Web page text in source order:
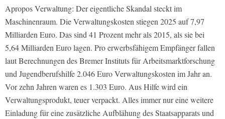
Apropos Verwaltung: Der eigentliche Skandal steckt im
Maschinenraum. Die Verwaltungskosten stiegen 2025 auf 7,97
Milliarden Euro. Das sind 41 Prozent mehr als 2015, als sie bei
5,64 Milliarden Euro lagen. Pro erwerbsfähigem Empfänger fallen
laut Berechnungen des Bremer Instituts für Arbeitsmarktforschung
und Jugendberufshilfe 2.046 Euro Verwaltungskosten im Jahr an.
Vor zehn Jahren waren es 1.303 Euro. Aus Hilfe wird ein
Verwaltungsprodukt, teuer verpackt. Alles immer nur eine weitere
Einladung für eine zusätzliche Aufblähung des Staatsapparats und